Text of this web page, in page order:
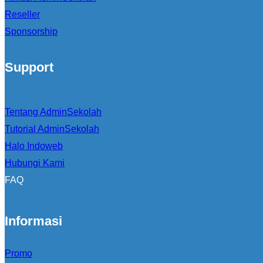
Reseller
Sponsorship
Support
Tentang AdminSekolah
Tutorial AdminSekolah
Halo Indoweb
Hubungi Kami
FAQ
Informasi
Promo